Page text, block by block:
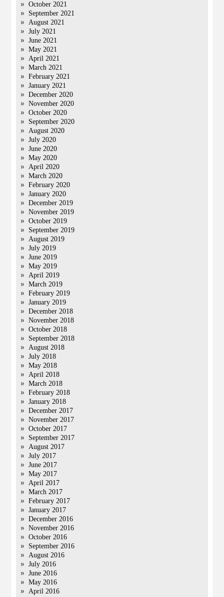
October 2021
September 2021
August 2021
July 2021
June 2021
May 2021
April 2021
March 2021
February 2021
January 2021
December 2020
November 2020
October 2020
September 2020
August 2020
July 2020
June 2020
May 2020
April 2020
March 2020
February 2020
January 2020
December 2019
November 2019
October 2019
September 2019
August 2019
July 2019
June 2019
May 2019
April 2019
March 2019
February 2019
January 2019
December 2018
November 2018
October 2018
September 2018
August 2018
July 2018
May 2018
April 2018
March 2018
February 2018
January 2018
December 2017
November 2017
October 2017
September 2017
August 2017
July 2017
June 2017
May 2017
April 2017
March 2017
February 2017
January 2017
December 2016
November 2016
October 2016
September 2016
August 2016
July 2016
June 2016
May 2016
April 2016